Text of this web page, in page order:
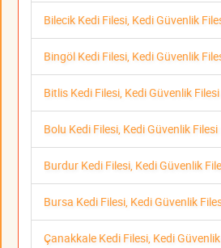
Bilecik Kedi Filesi, Kedi Güvenlik
Bingöl Kedi Filesi, Kedi Güvenlik
Bitlis Kedi Filesi, Kedi Güvenlik Filesi
Bolu Kedi Filesi, Kedi Güvenlik Filesi
Burdur Kedi Filesi, Kedi Güvenlik
Bursa Kedi Filesi, Kedi Güvenlik
Çanakkale Kedi Filesi, Kedi